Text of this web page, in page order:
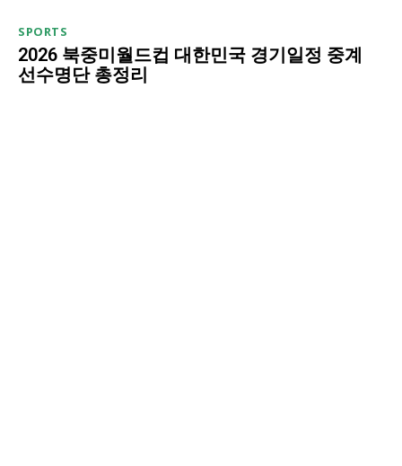
SPORTS
2026 북중미월드컵 대한민국 경기일정 중계
선수명단 총정리